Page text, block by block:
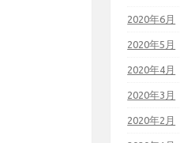
2020年6月
2020年5月
2020年4月
2020年3月
2020年2月